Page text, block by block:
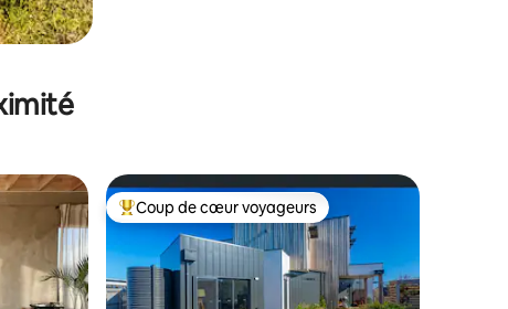
Coups de cœur voyageurs les plus appréciés
Coup de cœur voyageurs